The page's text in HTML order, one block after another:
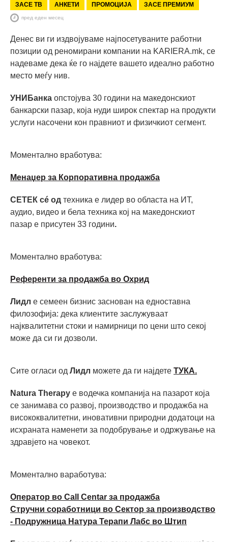
ЗАСЕ ТВ
АНКЕТИ ПРОМОЦИЈА ЗАСЕ ПРЕМИУМ
пред еден месец
Денес ви ги издвојуваме најпосетуваните работни
позиции од реномирани компании на KARIERA.mk, се
надеваме дека ќе го најдете вашето идеално работно
место меѓу нив.
УНИБанка опстојува 30 години на македонскиот
банкарски пазар, која нуди широк спектар на продукти
услуги насочени кон правниот и физичкиот сегмент.
Моментално вработува:
Mенаџер за Корпоративна продажба
СЕТЕК сé од техника е лидер во областа на ИТ,
аудио, видео и бела техника кој на македонскиот
пазар е присутен 33 години.
Моментално вработува:
Референти за продажба во Охрид
Лидл е семеен бизнис заснован на едноставна
филозофија: дека клиентите заслужуваат
најквалитетни стоки и намирници по цени што секој
може да си ги дозволи.
Сите огласи од Лидл можете да ги најдете ТУКА.
Natura Therapy е водечка компанија на пазарот која
се занимава со развој, производство и продажба на
висококвалитетни, иновативни природни додатоци на
исхраната наменети за подобрување и одржување на
здравјето на човекот.
Моментално ваработува:
Оператор во Call Centar за продажба
Стручни соработници во Сектор за производство
- Подружница Натура Терапи Лабс во Штип